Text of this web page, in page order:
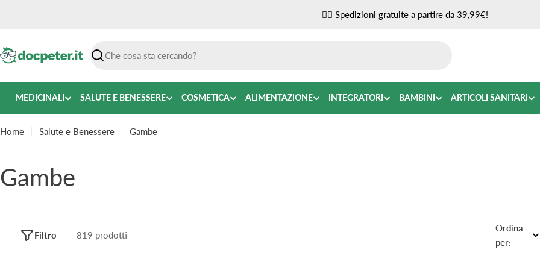
✌🏼 Spedizioni gratuite a partire da 39,99€!
Ricerca
MEDICINALI SALUTE E BENESSERE COSMETICA ALIMENTAZIONE INTEGRATORI BAMBINI ARTICOLI SANITARI
Home Salute e Benessere Gambe
C
Gambe
819 prodotti
Filtro
Ordina
per: